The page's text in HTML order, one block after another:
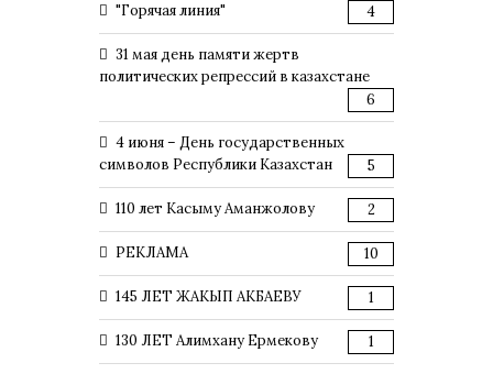
"Горячая линия" 4
31 мая день памяти жертв
политических репрессий в казахстане
6
4 июня – День государственных
символов Республики Казахстан
5
110 лет Касыму Аманжолову 2
РЕКЛАМА 10
145 ЛЕТ ЖАКЫП АКБАЕВУ 1
130 ЛЕТ Алимхану Ермекову 1